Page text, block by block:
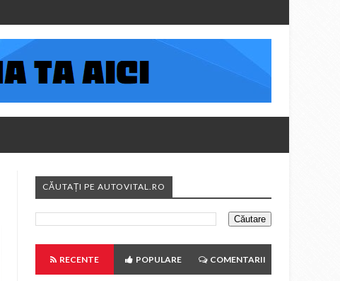
CĂUTAȚI PE AUTOVITAL.RO
RECENTE POPULARE COMENTARII